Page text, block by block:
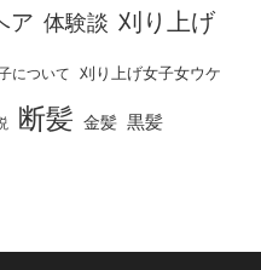
ア 体験談 刈り上げ
について 刈り上げ女子女ウケ
断髪 金髪 黒髪